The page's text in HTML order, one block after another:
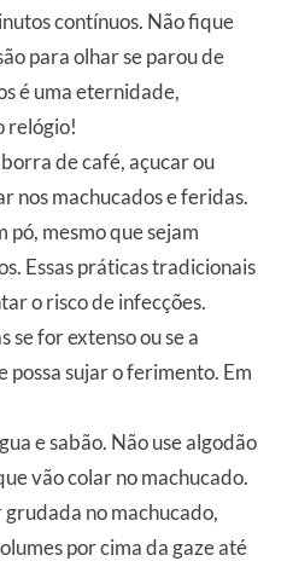
contínuos. Não fique
para olhar se parou de
é uma eternidade,
relógio!
de café, açucar ou
nos machucados e feridas.
pó, mesmo que sejam
Essas práticas tradicionais
o risco de infecções.
se for extenso ou se a
sujar o ferimento. Em
e sabão. Não use algodão
vão colar no machucado.
grudada no machucado,
por cima da gaze até